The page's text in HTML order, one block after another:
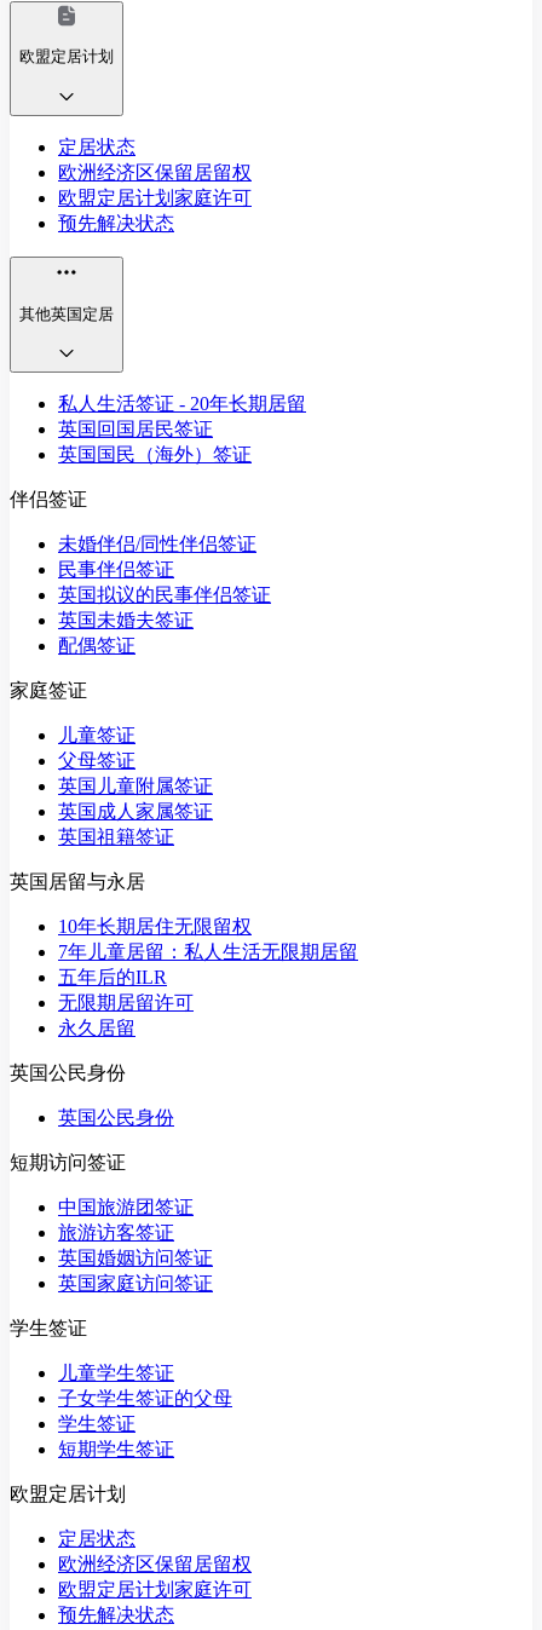
欧盟定居计划
定居状态
欧洲经济区保留居留权
欧盟定居计划家庭许可
预先解决状态
其他英国定居
私人生活签证 - 20年长期居留
英国回国居民签证
英国国民（海外）签证
伴侣签证
未婚伴侣/同性伴侣签证
民事伴侣签证
英国拟议的民事伴侣签证
英国未婚夫签证
配偶签证
家庭签证
儿童签证
父母签证
英国儿童附属签证
英国成人家属签证
英国祖籍签证
英国居留与永居
10年长期居住无限留权
7年儿童居留：私人生活无限期居留
五年后的ILR
无限期居留许可
永久居留
英国公民身份
英国公民身份
短期访问签证
中国旅游团签证
旅游访客签证
英国婚姻访问签证
英国家庭访问签证
学生签证
儿童学生签证
子女学生签证的父母
学生签证
短期学生签证
欧盟定居计划
定居状态
欧洲经济区保留居留权
欧盟定居计划家庭许可
预先解决状态